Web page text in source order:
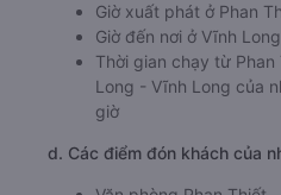
Giờ xuất phát ở Phan
Giờ đến nơi ở Vĩnh
Thời gian chạy từ
Long - Vĩnh Long của
giờ
d. Các điểm đón khách của